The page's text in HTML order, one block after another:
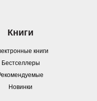
Книги
книги
Бестселлеры
Новинки